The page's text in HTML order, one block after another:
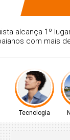
Vitória da
municípios
Tecnologia